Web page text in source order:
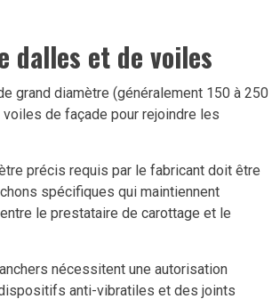
dalles et de voiles
grand diamètre (généralement 150 à 250
de façade pour rejoindre les
précis requis par le fabricant doit être
spécifiques qui maintiennent
le prestataire de carottage et le
nécessitent une autorisation
anti-vibratiles et des joints